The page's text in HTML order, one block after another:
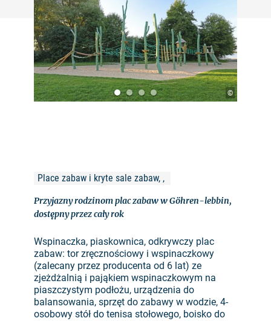
©
Place zabaw i kryte sale zabaw, ,
Przyjazny rodzinom plac zabaw w Göhren-lebbin,
dostępny przez cały rok
Wspinaczka, piaskownica, odkrywczy plac
zabaw: tor zręcznościowy i wspinaczkowy
(zalecany przez producenta od 6 lat) ze
zjeżdżalnią i pająkiem wspinaczkowym na
piaszczystym podłożu, urządzenia do
balansowania, sprzęt do zabawy w wodzie, 4-
osobowy stół do tenisa stołowego, boisko do